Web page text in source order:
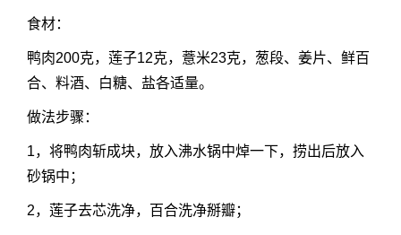
食材：
鸭肉200克，莲子12克，薏米23克，葱段、姜片、鲜百
合、料酒、白糖、盐各适量。
做法步骤：
1，将鸭肉斩成块，放入沸水锅中焯一下，捞出后放入
砂锅中；
2，莲子去芯洗净，百合洗净掰瓣；